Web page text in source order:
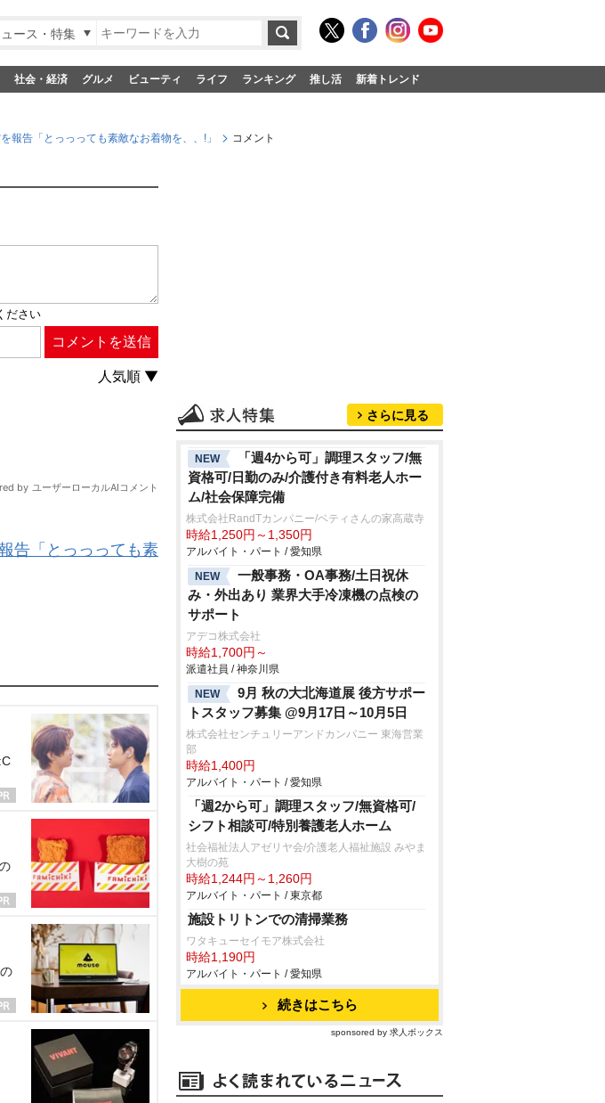
ュース・特集
社会・経済 グルメ ビューティ ライフ ランキング 推し活 新着トレンド
報告「とっっっても素敵なお着物を、、!」 コメント
告「とっっっても素
さらに見る
NEW
「週4から可」調理スタッフ/無
資格可/日勤のみ/介護付き有料老人ホー
ム/社会保障完備
株式会社RandTカンパニー/ベティさんの家高蔵寺
時給1,250円～1,350円
アルバイト・パート / 愛知県
NEW
一般事務・OA事務/土日祝休
み・外出あり 業界大手冷凍機の点検の
サポート
アデコ株式会社
時給1,700円～
派遣社員 / 神奈川県
NEW
9月 秋の大北海道展 後方サポー
トスタッフ募集 @9月17日～10月5日
株式会社センチュリーアンドカンパニー 東海営業
部
時給1,400円
アルバイト・パート / 愛知県
「週2から可」調理スタッフ/無資格可/
シフト相談可/特別養護老人ホーム
社会福祉法人アゼリヤ会/介護老人福祉施設 みやま
大樹の苑
時給1,244円～1,260円
アルバイト・パート / 東京都
施設トリトンでの清掃業務
ワタキューセイモア株式会社
時給1,190円
アルバイト・パート / 愛知県
続きはこちら
sponsored by 求人ボックス